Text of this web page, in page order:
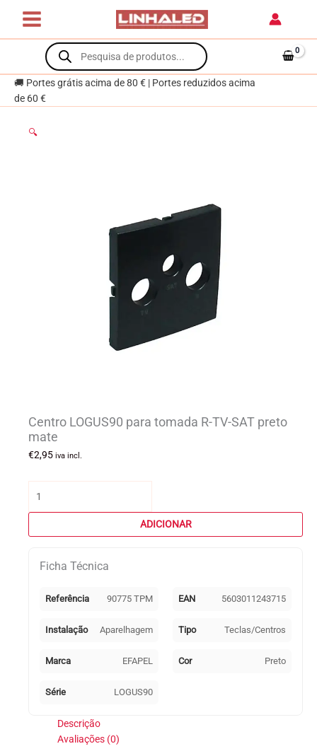
content
Products
search
🚚 Portes grátis acima de 80 € | Portes reduzidos acima
de 60 €
🔍
Centro LOGUS90 para tomada R-TV-SAT preto
mate
€2,95 iva incl.
LOGUS90
tomada
preto
ADICIONAR
Ficha Técnica
Referência 90775 TPM EAN 5603011243715
Instalação Aparelhagem Tipo Teclas/Centros
Marca EFAPEL Cor Preto
Série LOGUS90
Descrição
Avaliações (0)
LOGUS90
para
tomada
TV-
SAT
preto